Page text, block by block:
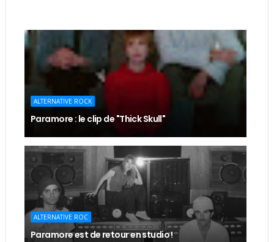
ALTERNATIVE ROCK
Paramore : le clip de "Thick Skull"
ALTERNATIVE ROC
Paramore est de retour en studio !